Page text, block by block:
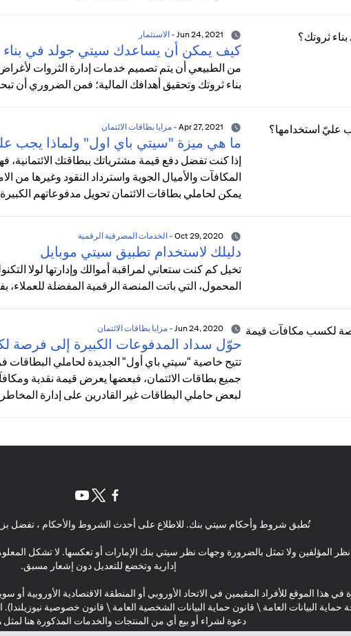
-الاستثمار
كيف يمكن أن يساعدك سيتي جولد في بناء
من الطبيعي أن يتم تصميم خدمات إدارة الثروات
بناء ثروتك وتحقيق أهدافك المالية؛ فمن الضروري
-مزايا بطاقات الائتمان
ما هي ميزة "سيتي باي اول" ولماذا يجب
إذا كنت تفضل دفع قيمة مشترياتك ببطاقتك
المكافآت والأميال الجوية واسترداد النقود وغيرها
يمكن لحاملي بطاقات الائتمان تحويل مدفوعاتهم
Oct 29, 2020
-الخدمات المصرفية الرقمية
دليلك لاستخدام تطبيق سيتي موبايل
تخيل كم كنت ستعاني لمراقبة أموالك وإدارتها لولا
المحمول، التي باتت المنصة الرقمية المفضلة للعملاء،
Jun 24, 2020
-مزايا بطاقات الائتمان
حوّل سداد المدفوعات الكبيرة إلى فرصة
تتيح خاصية "سيتي باي أول" الجديدة لحاملي
جميع بطاقات الائتمان، فبعضها يعرض قيمة نقدية
لبعض حاملي البطاقات غير القادرين على إدارة المخاطر
تُطبق شروط وأحكام سيتي بنك. للاطلاع على أحدث الشروط والأحكام ، تفضل
نظر المؤلفين ولا تمثل بالضرورة وجهات نظر سيتي بنك الإمارات أو تعكسها. لا تشكل
إدارية وتخضع للتعديل دون إشعار مسبق.
في هذا الموقع للأفراد المقيمين في الاتحاد الأوروبي أو المنطقة الاقتصادية الأوروبية
حماية البيانات العامة \ قانون حماية البيانات الشخصية العامة \ قانون خصوصية
دعوة لشراء أو بيع أي من المنتجات والخدمات المذكورة هنا لمثل